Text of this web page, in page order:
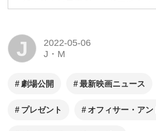
J
2022-05-06
J・M
劇場公開 最新映画ニュース
プレゼント オフィサー・アン